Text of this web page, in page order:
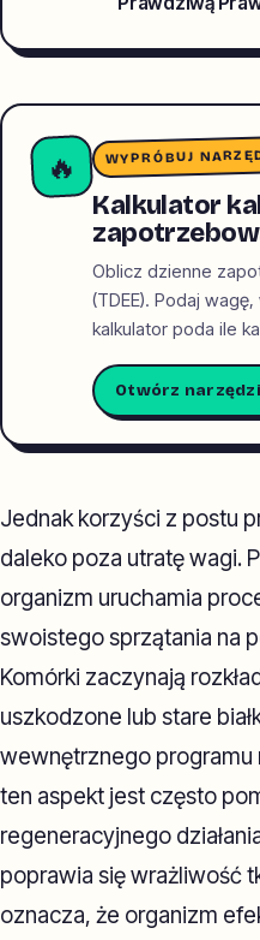
🔥 WYPRÓBUJ
Kalkulator
Oblicz dzienne
(TDEE). Podaj
kalkulator poda ile
Otwórz
Jednak korzyści z postu
daleko poza utratę wagi.
organizm uruchamia
swoistego sprzątania na
Komórki zaczynają
uszkodzone lub stare
wewnętrznego programu
ten aspekt jest często
regeneracyjnego
poprawia się wrażliwość
oznacza, że organizm